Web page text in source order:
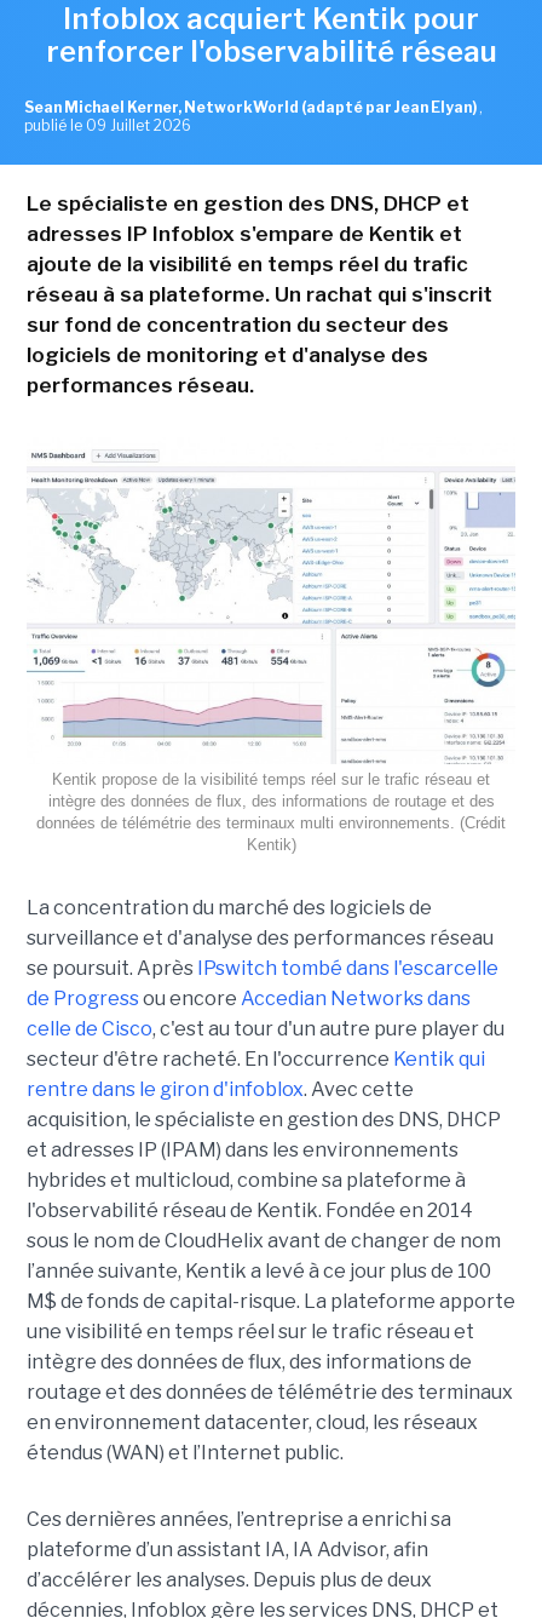
Infoblox acquiert Kentik pour
renforcer l'observabilité réseau
Sean Michael Kerner, NetworkWorld (adapté par Jean Elyan) ,
publié le 09 Juillet 2026
Le spécialiste en gestion des DNS, DHCP et
adresses IP Infoblox s'empare de Kentik et
ajoute de la visibilité en temps réel du trafic
réseau à sa plateforme. Un rachat qui s'inscrit
sur fond de concentration du secteur des
logiciels de monitoring et d'analyse des
performances réseau.
Kentik propose de la visibilité temps réel sur le trafic réseau et
intègre des données de flux, des informations de routage et des
données de télémétrie des terminaux multi environnements. (Crédit
Kentik)
La concentration du marché des logiciels de
surveillance et d'analyse des performances réseau
se poursuit. Après IPswitch tombé dans l'escarcelle
de Progressou encore Accedian Networks dans
celle de Cisco, c'est au tour d'un autre pure player du
secteur d'être racheté. En l'occurrence Kentik qui
rentre dans le giron d'infoblox. Avec cette
acquisition, le spécialiste en gestion des DNS, DHCP
et adresses IP (IPAM) dans les environnements
hybrides et multicloud, combine sa plateforme à
l'observabilité réseau de Kentik. Fondée en 2014
sous le nom de CloudHelix avant de changer de nom
l’année suivante, Kentik a levé à ce jour plus de 100
M$ de fonds de capital-risque. La plateforme apporte
une visibilité en temps réel sur le trafic réseau et
intègre des données de flux, des informations de
routage et des données de télémétrie des terminaux
en environnement datacenter, cloud, les réseaux
étendus (WAN) et l’Internet public.
Ces dernières années, l’entreprise a enrichi sa
plateforme d’un assistant IA, IA Advisor, afin
d’accélérer les analyses. Depuis plus de deux
décennies, Infoblox gère les services DNS, DHCP et